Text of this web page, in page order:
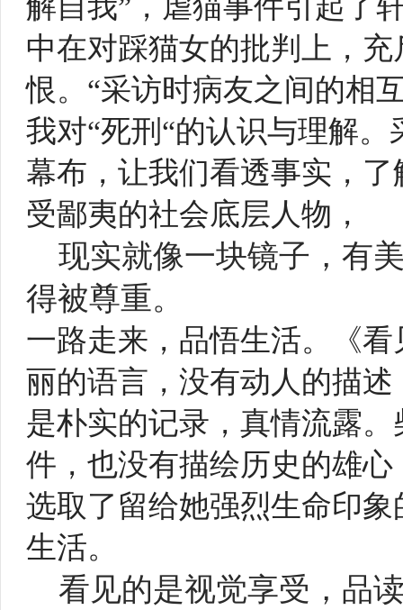
中在对踩猫女的批判上，
恨。“采访时病友之间的相
我对“死刑“的认识与理解
幕布，让我们看透事实，
受鄙夷的社会底层人物，
现实就像一块镜子，有
得被尊重。
一路走来，品悟生活。《
丽的语言，没有动人的描
是朴实的记录，真情流露
件，也没有描绘历史的雄
选取了留给她强烈生命印
生活。
看见的是视觉享受，品